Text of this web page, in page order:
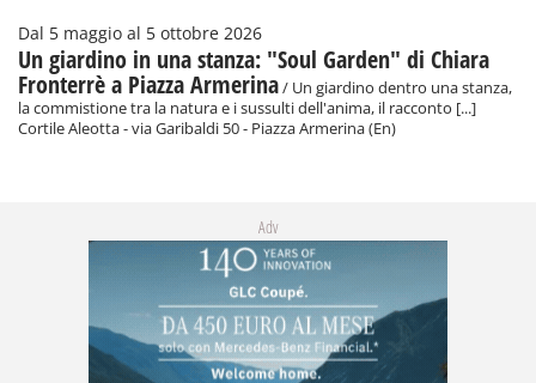
Dal 5 maggio al 5 ottobre 2026
Un giardino in una stanza: "Soul Garden" di Chiara
Fronterrè a Piazza Armerina/ Un giardino dentro una stanza,
la commistione tra la natura e i sussulti dell'anima, il racconto [...]
Cortile Aleotta - via Garibaldi 50 - Piazza Armerina (En)
Adv